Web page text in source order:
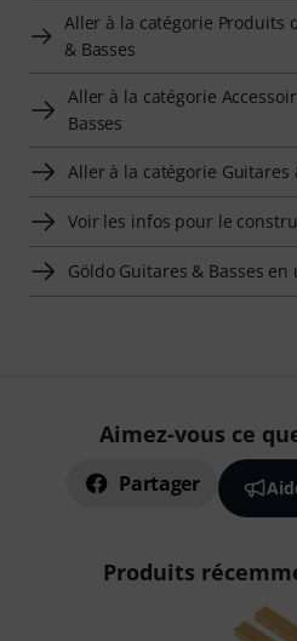
Aller à la catégorie Produits
& Basses
Aller à la catégorie
Basses
Aller à la catégorie Guitares
Voir les infos pour le
Göldo Guitares & Basses
Aimez-vous ce
Partager
Produits